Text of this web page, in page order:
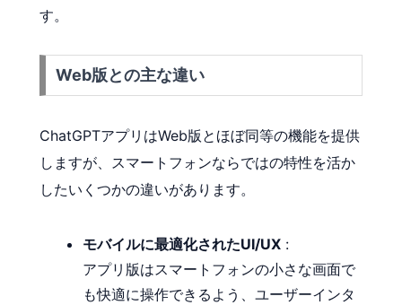
す。
Web版との主な違い
ChatGPTアプリはWeb版とほぼ同等の機能を提供
しますが、スマートフォンならではの特性を活か
したいくつかの違いがあります。
モバイルに最適化されたUI/UX :
アプリ版はスマートフォンの小さな画面で
も快適に操作できるよう、ユーザーインタ